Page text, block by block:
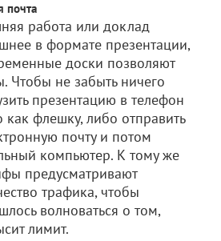
почта
работа или доклад
в формате презентации,
доски позволяют
Чтобы не забыть ничего
презентацию в телефон
как флешку, либо отправить
почту и потом
компьютер. К тому же
предусматривают
трафика, чтобы
волноваться о том,
лимит.